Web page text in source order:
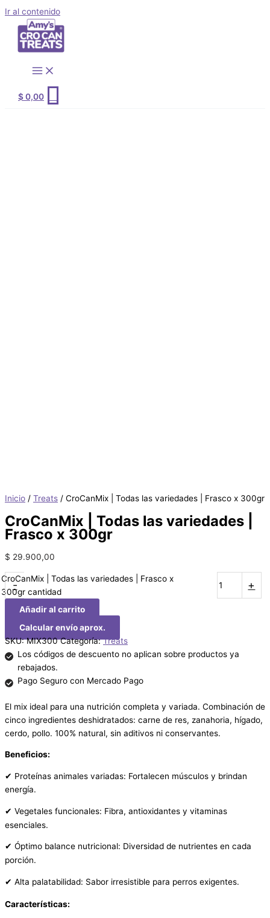
Ir al contenido
$0,00
Inicio / Treats / CroCanMix | Todas las variedades | Frasco x 300gr
CroCanMix | Todas las variedades |
Frasco x 300gr
$ 29.900,00
-
CroCanMix | Todas las variedades | Frasco x
300gr cantidad
+
Añadir al carrito
Calcular envío aprox.
SKU:MIX300 Categoría:Treats
Los códigos de descuento no aplican sobre productos ya
rebajados.
Pago Seguro con Mercado Pago
El mix ideal para una nutrición completa y variada. Combinación de
cinco ingredientes deshidratados: carne de res, zanahoria, hígado,
cerdo, pollo. 100% natural, sin aditivos ni conservantes.
Beneficios:
✔ Proteínas animales variadas: Fortalecen músculos y brindan
energía.
✔ Vegetales funcionales: Fibra, antioxidantes y vitaminas
esenciales.
✔ Óptimo balance nutricional: Diversidad de nutrientes en cada
porción.
✔ Alta palatabilidad: Sabor irresistible para perros exigentes.
Características: